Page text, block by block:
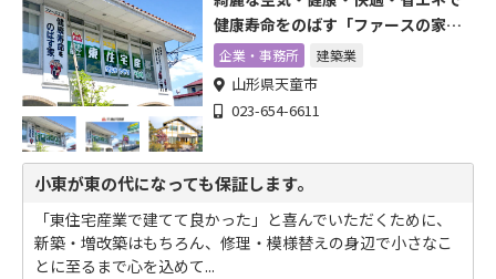
健康寿命をのばす「ファースの家」
をご検討下さい。
企業・事務所 建築業
山形県天童市
023-654-6611
小東が東の代になっても保証します。
「東住宅産業で建てて良かった」と喜んでいただくために、
新築・増改築はもちろん、修理・模様替えの身辺で小さなこ
とに至るまで心を込めて...